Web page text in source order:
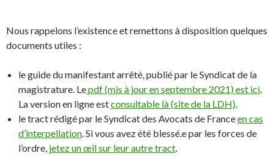
Nous rappelons l’existence et remettons à disposition quelques
documents utiles :
le guide du manifestant arrêté, publié par le Syndicat de la
magistrature. Lepdf (mis à jour en septembre 2021) est ici.
La version en ligne estconsultable là (site de la LDH).
le tract rédigé par le Syndicat des Avocats de Franceen cas
d’interpellation. Si vous avez été blessé.e par les forces de
l’ordre, jetez un œil sur leur autre tract.